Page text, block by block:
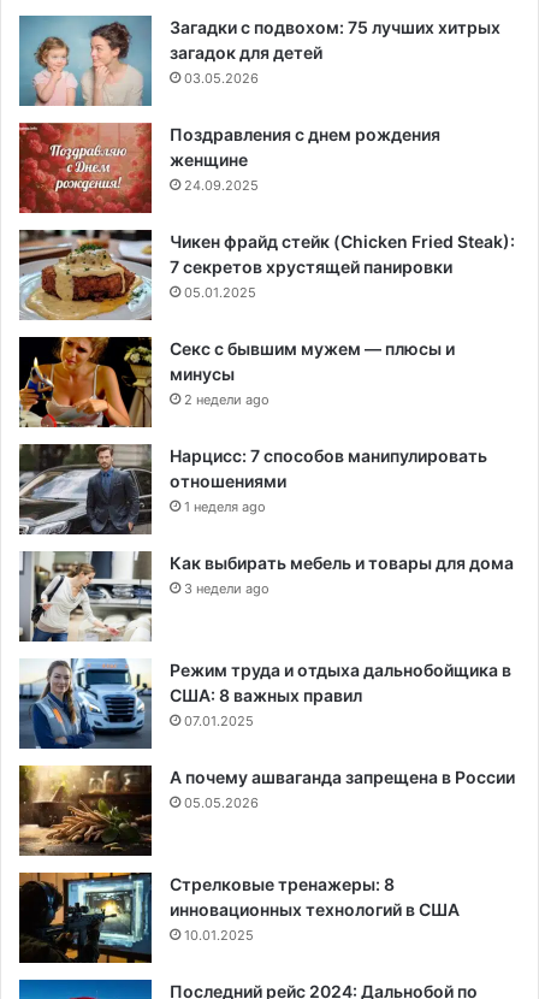
Загадки с подвохом: 75 лучших хитрых
загадок для детей
03.05.2026
Поздравления с днем рождения
женщине
24.09.2025
Чикен фрайд стейк (Chicken Fried Steak):
7 секретов хрустящей панировки
05.01.2025
Секс с бывшим мужем — плюсы и
минусы
2 недели ago
Нарцисс: 7 способов манипулировать
отношениями
1 неделя ago
Как выбирать мебель и товары для дома
3 недели ago
Режим труда и отдыха дальнобойщика в
США: 8 важных правил
07.01.2025
А почему ашваганда запрещена в России
05.05.2026
Стрелковые тренажеры: 8
инновационных технологий в США
10.01.2025
Последний рейс 2024: Дальнобой по